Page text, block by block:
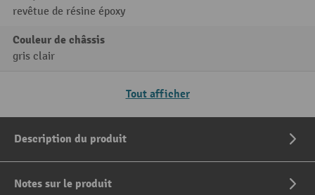
revêtue de résine époxy
Couleur de châssis
gris clair
Tout afficher
Description du produit
Notes sur le produit